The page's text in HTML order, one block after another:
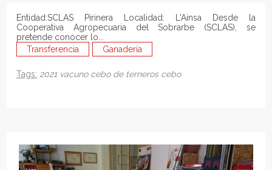
Entidad:SCLAS Pirinera Localidad: L'Ainsa Desde la
Cooperativa Agropecuaria del Sobrarbe (SCLAS), se
pretende conocer lo...
Transferencia
Ganadería
Tags: 2021 vacuno cebo de terneros cebo